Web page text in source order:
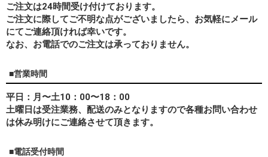
ご注文は24時間受け付けております。
ご注文に際してご不明な点がございましたら、お気軽にメール
にてご連絡頂ければ幸いです。
なお、 お電話でのご注文は承っておりません。
■営業時間
平日：月〜土10：00〜18：00
土曜日は受注業務、配送のみとなりますので各種お問い合わせ
は休み明けにご連絡させて頂きます。
■電話受付時間